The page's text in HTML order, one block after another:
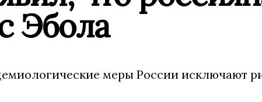
Эбола
меры России исключают